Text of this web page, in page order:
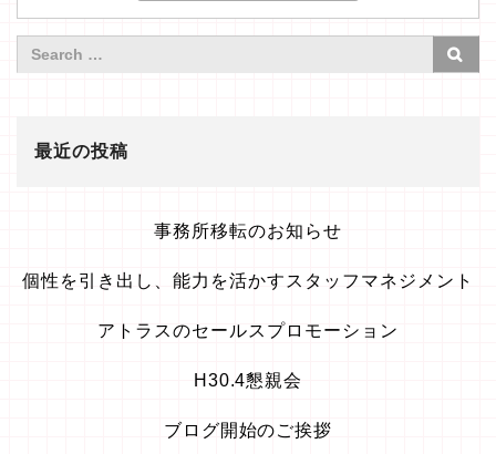
最近の投稿
事務所移転のお知らせ
個性を引き出し、能力を活かすスタッフマネジメント
アトラスのセールスプロモーション
H30.4懇親会
ブログ開始のご挨拶